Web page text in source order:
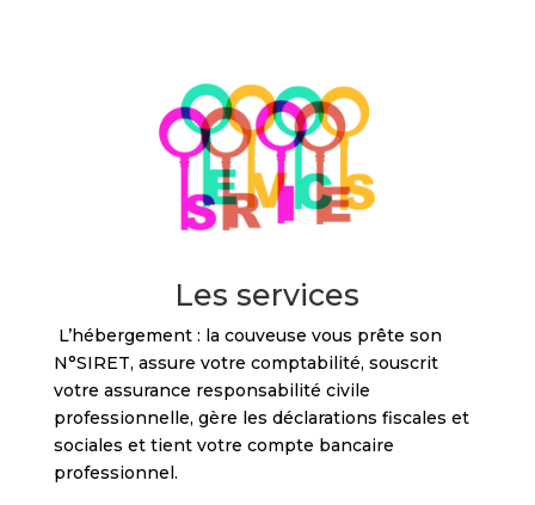
L’hébergement : la couveuse vous prête son
N°SIRET, assure votre comptabilité, souscrit
votre assurance responsabilité civile
professionnelle, gère les déclarations fiscales et
sociales et tient votre compte bancaire
professionnel.
Les services